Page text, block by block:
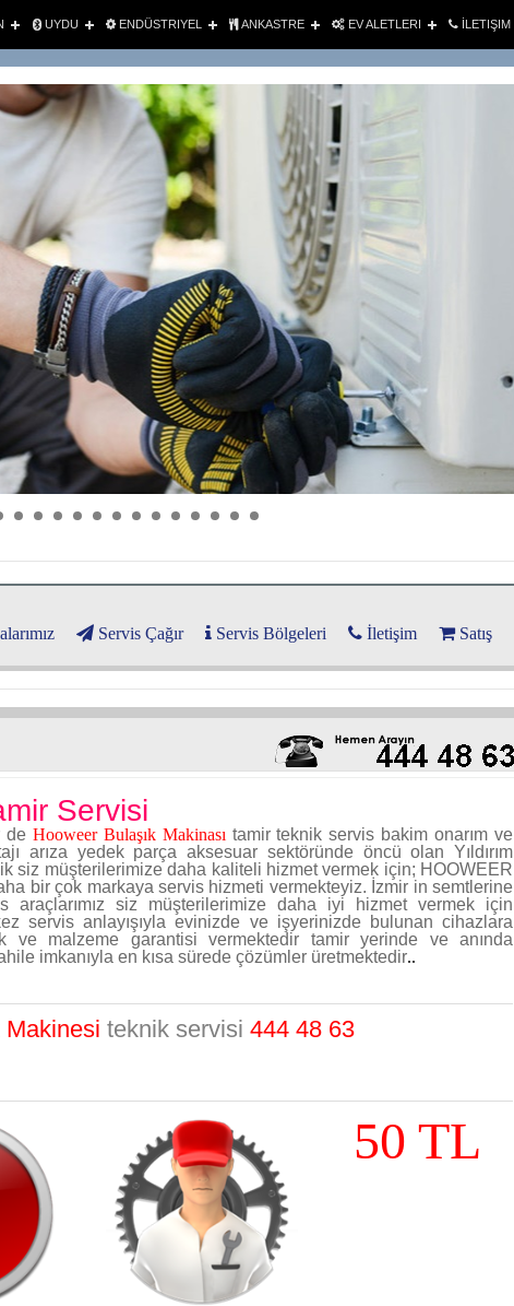
UYDU ENDÜSTRIYEL ANKASTRE EV ALETLERI İLETIŞIM
Servis Çağır Servis Bölgeleri İletişim Satış
Servisi
de Hooweer Bulaşık Makinası tamir teknik servis bakim onarım ve
arıza yedek parça aksesuar sektöründe öncü olan Yıldırım
siz müşterilerimize daha kaliteli hizmet vermek için; HOOWEER
bir çok markaya servis hizmeti vermekteyiz. İzmir in semtlerine
araçlarımız siz müşterilerimize daha iyi hizmet vermek için
servis anlayışıyla evinizde ve işyerinizde bulunan cihazlara
ve malzeme garantisi vermektedir tamir yerinde ve anında
imkanıyla en kısa sürede çözümler üretmektedir..
Makinesi teknik servisi 444 48 63
50 TL